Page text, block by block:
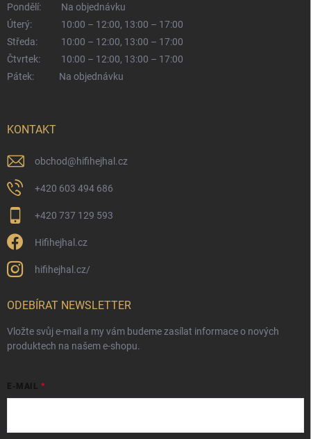
Pondělí:
Na objednávku
Úterý:
10:00 – 12:00, 13:00 – 17:00
Středa:
10:00 – 12:00, 13:00 – 17:00
Čtvrtek:
10:00 – 12:00, 13:00 – 17:00
Pátek:
Na objednávku
KONTAKT
obchod@hifihejhal.cz
+420 603 494 686
+420 737 129 593
Hifihejhal.cz
hifihejhal.cz/
ODEBÍRAT NEWSLETTER
Vložte svůj e-mail a my vám budeme zasílat informace o nových
produktech na našem e-shopu.
E-MAIL